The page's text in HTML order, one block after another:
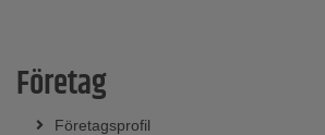
Företag
Företagsprofil